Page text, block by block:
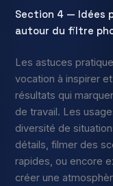
Section 4 — Idées
autour du filtre
Les astuces
vocation à inspirer
résultats qui
de travail. Les
diversité de
détails, filmer des
rapides, ou encore
créer une